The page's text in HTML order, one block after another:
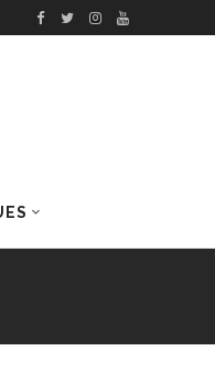
DERNIERS ARTICLES